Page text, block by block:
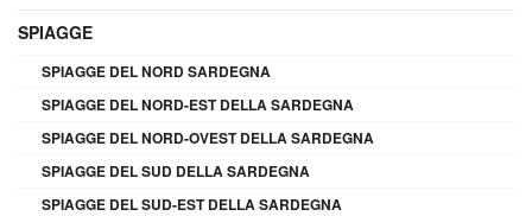
SPIAGGE
SPIAGGE DEL NORD SARDEGNA
SPIAGGE DEL NORD-EST DELLA SARDEGNA
SPIAGGE DEL NORD-OVEST DELLA SARDEGNA
SPIAGGE DEL SUD DELLA SARDEGNA
SPIAGGE DEL SUD-EST DELLA SARDEGNA